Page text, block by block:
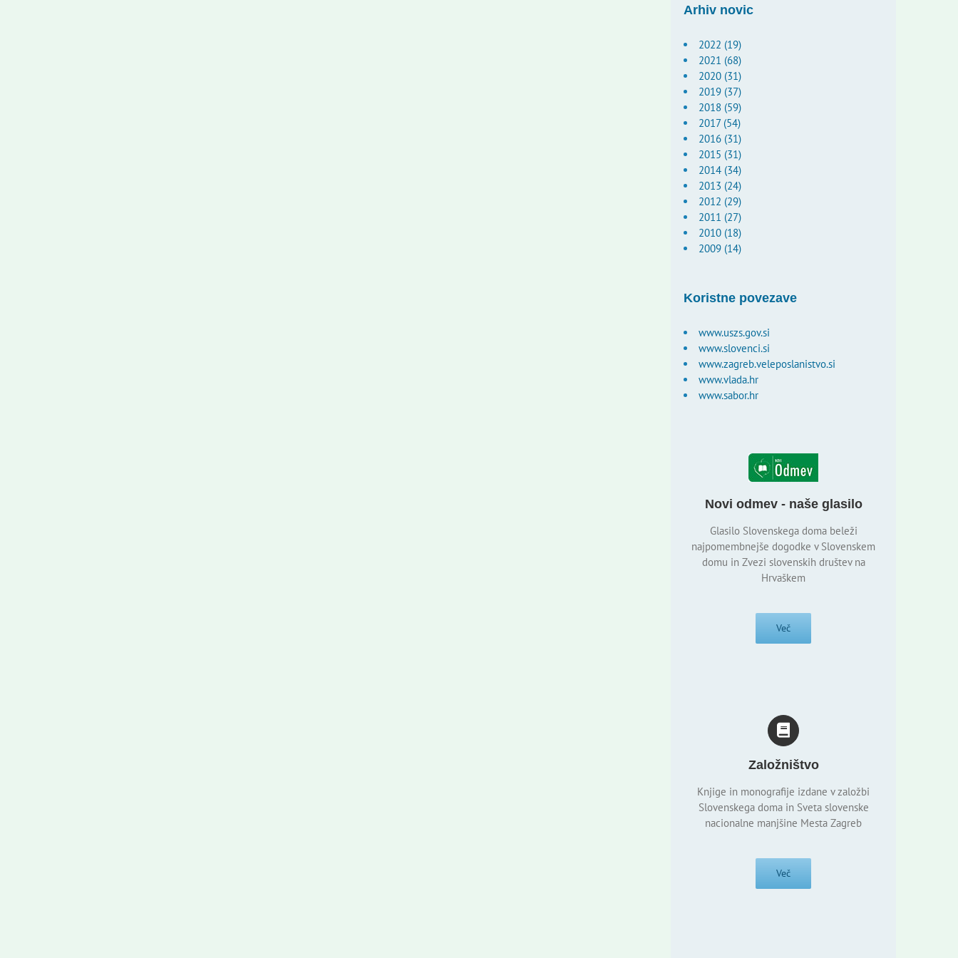
Arhiv novic
2022 (19)
2021 (68)
2020 (31)
2019 (37)
2018 (59)
2017 (54)
2016 (31)
2015 (31)
2014 (34)
2013 (24)
2012 (29)
2011 (27)
2010 (18)
2009 (14)
Koristne povezave
www.uszs.gov.si
www.slovenci.si
www.zagreb.veleposlanistvo.si
www.vlada.hr
www.sabor.hr
Novi odmev - naše glasilo
Glasilo Slovenskega doma beleži
najpomembnejše dogodke v Slovenskem
domu in Zvezi slovenskih društev na
Hrvaškem
Več
Založništvo
Knjige in monografije izdane v založbi
Slovenskega doma in Sveta slovenske
nacionalne manjšine Mesta Zagreb
Več